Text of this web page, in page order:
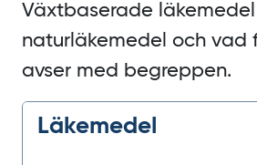
Växtbaserade
naturläkemedel och vad
avser med begreppen.
Läkemedel